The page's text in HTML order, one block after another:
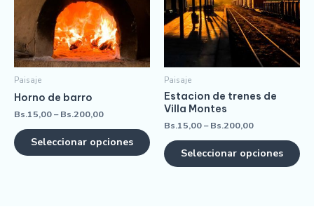
Paisaje
Horno de barro
Bs.15,00–Bs.200,00
Seleccionar opciones
Paisaje
Estacion de trenes de
Villa Montes
Bs.15,00–Bs.200,00
Seleccionar opciones